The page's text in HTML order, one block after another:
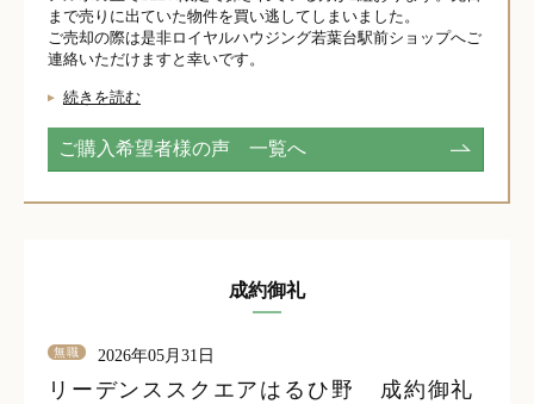
まで売りに出ていた物件を買い逃してしまいました。
ご売却の際は是非ロイヤルハウジング若葉台駅前ショップへご
連絡いただけますと幸いです。
続きを読む
ご購入希望者様の声 一覧へ
成約御礼
無職 2026年05月31日
リーデンススクエアはるひ野 成約御礼